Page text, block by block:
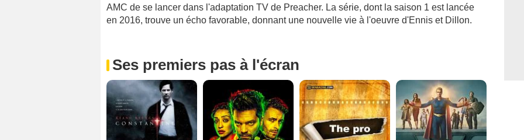
AMC de se lancer dans l'adaptation TV de Preacher. La série, dont la saison 1 est lancée
en 2016, trouve un écho favorable, donnant une nouvelle vie à l'oeuvre d'Ennis et Dillon.
Ses premiers pas à l'écran